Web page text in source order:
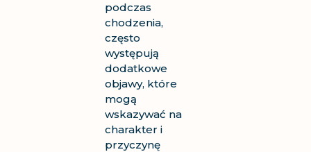
podczas
chodzenia,
często
występują
dodatkowe
objawy, które
mogą
wskazywać na
charakter i
przyczynę